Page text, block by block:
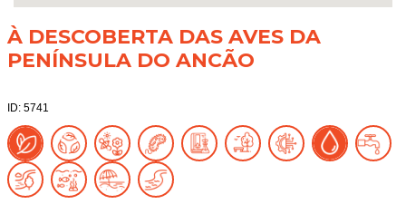
À DESCOBERTA DAS AVES DA
PENÍNSULA DO ANCÃO
ID: 5741